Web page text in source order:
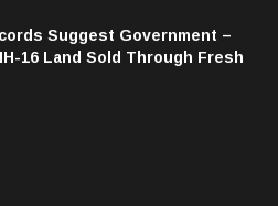
Suggest Government –
16 Land Sold Through Fresh